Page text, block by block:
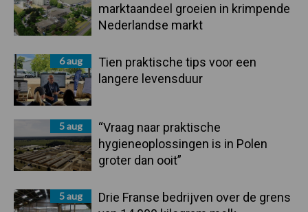
marktaandeel groeien in krimpende
Nederlandse markt
6 aug
Tien praktische tips voor een
langere levensduur
5 aug
“Vraag naar praktische
hygieneoplossingen is in Polen
groter dan ooit”
5 aug
Drie Franse bedrijven over de grens